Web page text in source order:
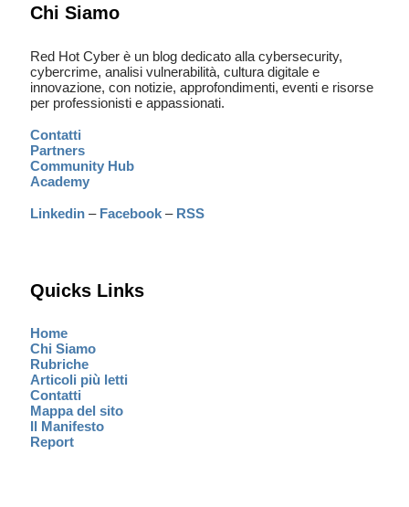
Chi Siamo
Red Hot Cyber è un blog dedicato alla cybersecurity,
cybercrime, analisi vulnerabilità, cultura digitale e
innovazione, con notizie, approfondimenti, eventi e risorse
per professionisti e appassionati.
Contatti
Partners
Community Hub
Academy
Linkedin – Facebook – RSS
Quicks Links
Home
Chi Siamo
Rubriche
Articoli più letti
Contatti
Mappa del sito
Il Manifesto
Report